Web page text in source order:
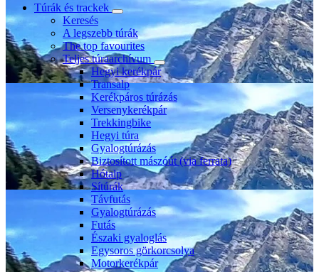
Túrák és trackek
Keresés
A legszebb túrák
The top favourites
Teljes túraarchívum
Hegyi kerékpár
Transalp
Kerékpáros túrázás
Versenykerékpár
Trekkingbike
Hegyi túra
Gyalogtúrázás
Biztosított mászóút (via ferrata)
Hótalp
Sítúrák
Távfutás
Gyalogtúrázás
Futás
Északi gyaloglás
Egysoros görkorcsolya
Motorkerékpár